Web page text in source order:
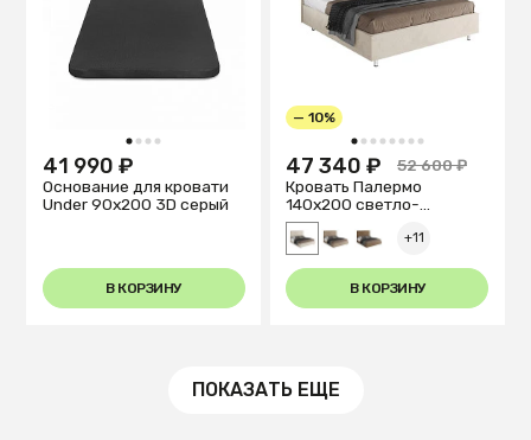
1 2 3 4
41 990 ₽
Основание для кровати
Under 90x200 3D серый
В КОРЗИНУ
1 2 3 4 5 6 7 8
— 10%
47 340 ₽
52 600 ₽
Кровать Палермо
140х200 светло-
бежевого цвета
+11
В КОРЗИНУ
ПОКАЗАТЬ ЕЩЕ